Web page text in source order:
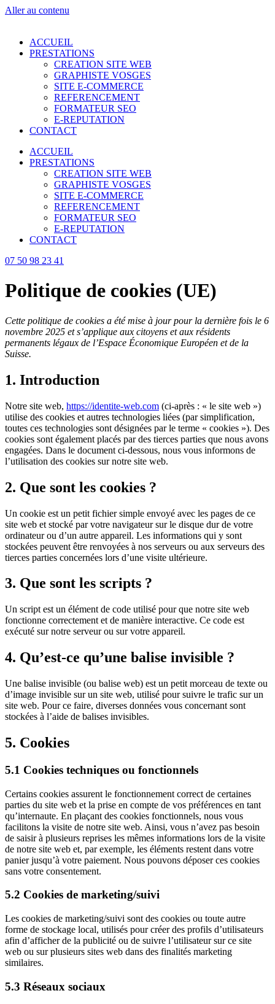
Aller au contenu
ACCUEIL
PRESTATIONS
CREATION SITE WEB
GRAPHISTE VOSGES
SITE E-COMMERCE
REFERENCEMENT
FORMATEUR SEO
E-REPUTATION
CONTACT
ACCUEIL
PRESTATIONS
CREATION SITE WEB
GRAPHISTE VOSGES
SITE E-COMMERCE
REFERENCEMENT
FORMATEUR SEO
E-REPUTATION
CONTACT
07 50 98 23 41
Politique de cookies (UE)
Cette politique de cookies a été mise à jour pour la dernière fois le 6
novembre 2025 et s’applique aux citoyens et aux résidents
permanents légaux de l’Espace Économique Européen et de la
Suisse.
1. Introduction
Notre site web, https://identite-web.com (ci-après : « le site web »)
utilise des cookies et autres technologies liées (par simplification,
toutes ces technologies sont désignées par le terme « cookies »). Des
cookies sont également placés par des tierces parties que nous avons
engagées. Dans le document ci-dessous, nous vous informons de
l’utilisation des cookies sur notre site web.
2. Que sont les cookies ?
Un cookie est un petit fichier simple envoyé avec les pages de ce
site web et stocké par votre navigateur sur le disque dur de votre
ordinateur ou d’un autre appareil. Les informations qui y sont
stockées peuvent être renvoyées à nos serveurs ou aux serveurs des
tierces parties concernées lors d’une visite ultérieure.
3. Que sont les scripts ?
Un script est un élément de code utilisé pour que notre site web
fonctionne correctement et de manière interactive. Ce code est
exécuté sur notre serveur ou sur votre appareil.
4. Qu’est-ce qu’une balise invisible ?
Une balise invisible (ou balise web) est un petit morceau de texte ou
d’image invisible sur un site web, utilisé pour suivre le trafic sur un
site web. Pour ce faire, diverses données vous concernant sont
stockées à l’aide de balises invisibles.
5. Cookies
5.1 Cookies techniques ou fonctionnels
Certains cookies assurent le fonctionnement correct de certaines
parties du site web et la prise en compte de vos préférences en tant
qu’internaute. En plaçant des cookies fonctionnels, nous vous
facilitons la visite de notre site web. Ainsi, vous n’avez pas besoin
de saisir à plusieurs reprises les mêmes informations lors de la visite
de notre site web et, par exemple, les éléments restent dans votre
panier jusqu’à votre paiement. Nous pouvons déposer ces cookies
sans votre consentement.
5.2 Cookies de marketing/suivi
Les cookies de marketing/suivi sont des cookies ou toute autre
forme de stockage local, utilisés pour créer des profils d’utilisateurs
afin d’afficher de la publicité ou de suivre l’utilisateur sur ce site
web ou sur plusieurs sites web dans des finalités marketing
similaires.
5.3 Réseaux sociaux